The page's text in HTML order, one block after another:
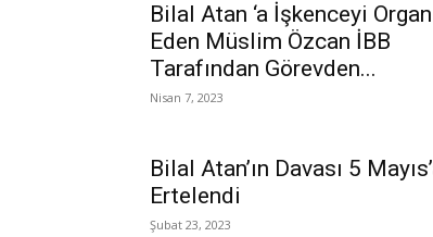
Bilal Atan ‘a İşkenceyi
Eden Müslim Özcan İBB
Tarafından Görevden...
Nisan 7, 2023
Bilal Atan’ın Davası 5
Ertelendi
Şubat 23, 2023